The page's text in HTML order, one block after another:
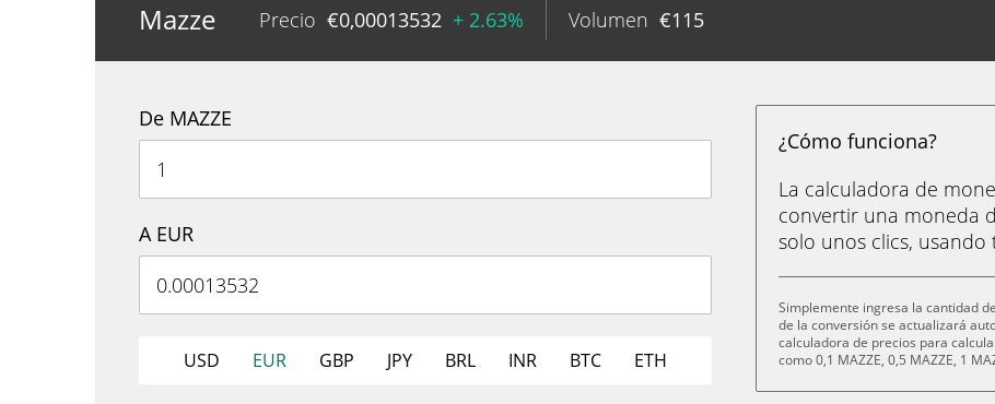
Mazze Precio €0,00013532 + 2.63% Volumen €115
De MAZZE
A EUR
USD EUR GBP JPY BRL INR BTC ETH
¿Cómo funciona?
La calculadora de
convertir una moneda
solo unos clics,
Simplemente ingresa la cantidad
de la conversión se actualizará
calculadora de precios para
como 0,1 MAZZE, 0,5 MAZZE, 1